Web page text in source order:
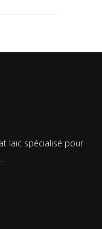
laïc spécialisé pour